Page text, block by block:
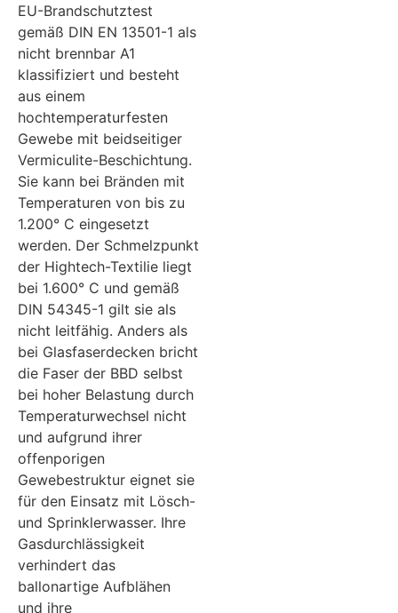
EU-Brandschutztest
gemäß DIN EN 13501-1 als
nicht brennbar A1
klassifiziert und besteht
aus einem
hochtemperaturfesten
Gewebe mit beidseitiger
Vermiculite-Beschichtung.
Sie kann bei Bränden mit
Temperaturen von bis zu
1.200° C eingesetzt
werden. Der Schmelzpunkt
der Hightech-Textilie liegt
bei 1.600° C und gemäß
DIN 54345-1 gilt sie als
nicht leitfähig. Anders als
bei Glasfaserdecken bricht
die Faser der BBD selbst
bei hoher Belastung durch
Temperaturwechsel nicht
und aufgrund ihrer
offenporigen
Gewebestruktur eignet sie
für den Einsatz mit Lösch-
und Sprinklerwasser. Ihre
Gasdurchlässigkeit
verhindert das
ballonartige Aufblähen
und ihre